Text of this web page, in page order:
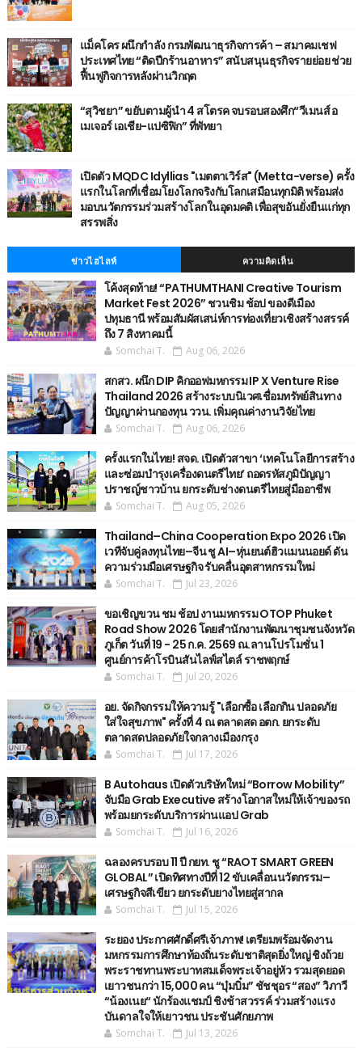
แม็คโคร ผนึกกำลัง กรมพัฒนาธุรกิจการค้า – สมาคมเชฟ
ประเทศไทย “ติดปีกร้านอาหาร” สนับสนุนธุรกิจรายย่อย ช่วย
ฟื้นฟูกิจการหลังผ่านวิกฤต
“สุวิชยา” ขยับตามผู้นำ 4 สโตรค จบรอบสองศึก“วีเมนส์ อ
เมเจอร์ เอเชีย-แปซิฟิก” ที่พัทยา
เปิดตัว MQDC Idyllias "เมตตาเวิร์ส" (Metta-verse) ครั้ง
แรกในโลกที่เชื่อมโยงโลกจริงกับโลกเสมือนทุกมิติ พร้อมส่ง
มอบนวัตกรรมร่วมสร้างโลกในอุดมคติ เพื่อสุขอันยั่งยืนแก่ทุก
สรรพสิ่ง
ข่าวไฮไลท์ ความคิดเห็น
โค้งสุดท้าย! “PATHUMTHANI Creative Tourism
Market Fest 2026” ชวนชิม ช้อป ของดีเมือง
ปทุมธานี พร้อมสัมผัสเสน่ห์การท่องเที่ยวเชิงสร้างสรรค์
ถึง 7 สิงหาคมนี้
Somchai T. Aug 06, 2026
สกสว. ผนึก DIP คิกออฟมหกรรม IP X Venture Rise
Thailand 2026 สร้างระบบนิเวศเชื่อมทรัพย์สินทาง
ปัญญาผ่านกองทุน ววน. เพิ่มคุณค่างานวิจัยไทย
Somchai T. Aug 06, 2026
ครั้งแรกในไทย! สจด. เปิดตัวสาขา ‘เทคโนโลยีการสร้าง
และซ่อมบำรุงเครื่องดนตรีไทย’ ​ถอดรหัสภูมิปัญญา
ปราชญ์ชาวบ้าน ยกระดับช่างดนตรีไทยสู่มืออาชีพ
Somchai T. Aug 05, 2026
Thailand–China Cooperation Expo 2026 เปิด
เวทีจับคู่ลงทุนไทย–จีน ชู AI–หุ่นยนต์ฮิวแมนนอยด์ ดัน
ความร่วมมือเศรษฐกิจ รับคลื่นอุตสาหกรรมใหม่
Somchai T. Jul 23, 2026
ขอเชิญขวน ชม ช้อป งานมหกรรม OTOP Phuket
Road Show 2026 โดยสำนักงานพัฒนาชุมชนจังหวัด
ภูเก็ต วันที่ 19 - 25 ก.ค. 2569 ณ.ลานโปรโมชั่น 1
ศูนย์การค้าโรบินสันไลฟ์สไตล์ ราชพฤกษ์
Somchai T. Jul 20, 2026
อย. จัดกิจกรรมให้ความรู้ "เลือกซื้อ เลือกกิน ปลอดภัย
ใส่ใจสุขภาพ" ครั้งที่ 4 ณ ตลาดสด อตก. ยกระดับ
ตลาดสดปลอดภัยใจกลางเมืองกรุง
Somchai T. Jul 17, 2026
B Autohaus เปิดตัวบริษัทใหม่ “Borrow Mobility”
จับมือ Grab Executive สร้างโอกาสใหม่ให้เจ้าของรถ
พร้อมยกระดับบริการผ่านแอป Grab
Somchai T. Jul 16, 2026
ฉลองครบรอบ 11 ปี กยท. ชู “RAOT SMART GREEN
GLOBAL” เปิดทิศทางปีที่ 12 ขับเคลื่อนนวัตกรรม–
เศรษฐกิจสีเขียว ยกระดับยางไทยสู่สากล
Somchai T. Jul 15, 2026
ระยอง ประกาศศักดิ์ศรีเจ้าภาพ! เตรียมพร้อมจัดงาน
มหกรรมการศึกษาท้องถิ่นระดับชาติสุดยิ่งใหญ่ ชิงถ้วย
พระราชทานพระบาทสมเด็จพระเจ้าอยู่หัว รวมสุดยอด
เยาวชนกว่า 15,000 คน “บุ๋มบิ๋ม” ชัชชุอร “สอง” วิภาวี
“น้องเนย“ นักร้องแชมป์ ชิงช้าสวรรค์ ร่วมสร้างแรง
บันดาลใจให้เยาวชน ประชันศักยภาพ
Somchai T. Jul 13, 2026